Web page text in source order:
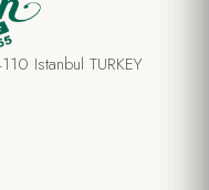
Istanbul TURKEY